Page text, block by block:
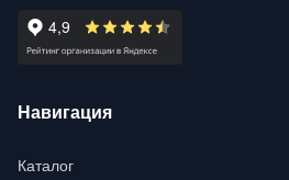
Навигация
Каталог